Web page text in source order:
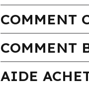
COMMENT
COMMENT
AIDE